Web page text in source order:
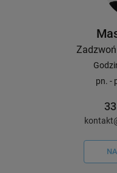
pn. -